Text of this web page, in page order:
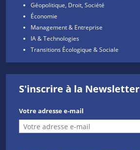
Géopolitique, Droit, Société
Économie
Management & Entreprise
IA & Technologies
Transitions Écologique & Sociale
S'inscrire à la Newsletter
Votre adresse e-mail